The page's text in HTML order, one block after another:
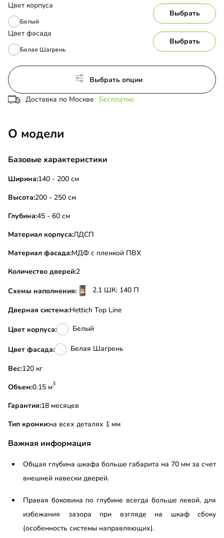
Цвет корпуса
Белый
Выбрать
Цвет фасада
Белая Шагрень
Выбрать
Выбрать опции
Доставка по Москве Бесплатно
О модели
Базовые характеристики
Ширина:140 - 200 см
Высота:200 - 250 см
Глубина:45 - 60 см
Материал корпуса:ЛДСП
Материал фасада:МДФ с пленкой ПВХ
Количество дверей:2
Схемы наполнения: 2.1 ШК: 140 П
Дверная система:Hettich Top Line
Цвет корпуса: Белый
Цвет фасада: Белая Шагрень
Вес:
120 кг
Объем:
0.15 м3
Гарантия:18 месяцев
Тип кромки:на всех деталях 1 мм
Важная информация
Общая глубина шкафа больше габарита на 70 мм за счет
внешней навески дверей.
Правая боковина по глубине всегда больше левой, для
избежания зазора при взгляде на шкаф сбоку
(особенность системы направляющих).